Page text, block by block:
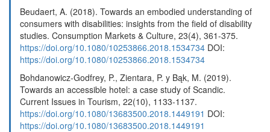
Beudaert, A. (2018). Towards an embodied understanding of
consumers with disabilities: insights from the field of disability
studies. Consumption Markets & Culture, 23(4), 361-375.
https://doi.org/10.1080/10253866.2018.1534734 DOI:
https://doi.org/10.1080/10253866.2018.1534734
Bohdanowicz-Godfrey, P., Zientara, P. y Bąk, M. (2019).
Towards an accessible hotel: a case study of Scandic.
Current Issues in Tourism, 22(10), 1133-1137.
https://doi.org/10.1080/13683500.2018.1449191 DOI:
https://doi.org/10.1080/13683500.2018.1449191